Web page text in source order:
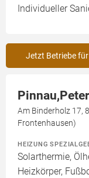
Individueller
Jetzt Betriebe
Pinnau,Peter
Am Binderholz 17,
Frontenhausen)
HEIZUNG
Solarthermie,
Heizkörper,